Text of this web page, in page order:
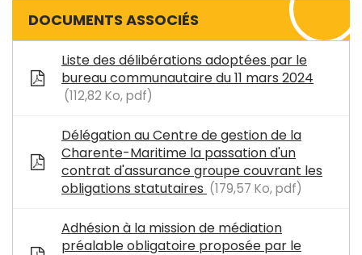
DOCUMENTS ASSOCIÉS
Liste des délibérations adoptées par le
bureau communautaire du 11 mars 2024
112,82 Ko, pdf
Délégation au Centre de gestion de la
Charente-Maritime la passation d'un
contrat d'assurance groupe couvrant les
obligations statutaires
179,57 Ko, pdf
Adhésion à la mission de médiation
préalable obligatoire proposée par le